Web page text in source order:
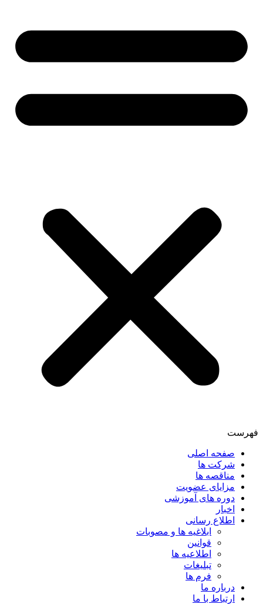
فهرست
صفحه اصلی
شرکت ها
مناقصه ها
مزایای عضویت
دوره های آموزشی
اخبار
اطلاع رسانی
ابلاغیه ها و مصوبات
قوانین
اطلاعیه ها
تبلیغات
فرم ها
درباره ما
ارتباط با ما